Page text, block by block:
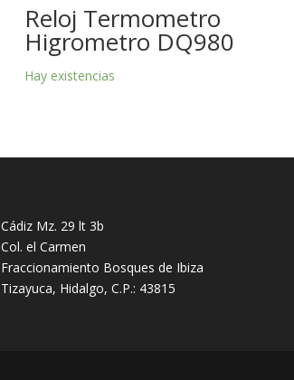
Reloj Termometro
Higrometro DQ980
Hay existencias
Cádiz Mz. 29 lt 3b
Col. el Carmen
Fraccionamiento Bosques de Ibiza
Tizayuca, Hidalgo, C.P.: 43815